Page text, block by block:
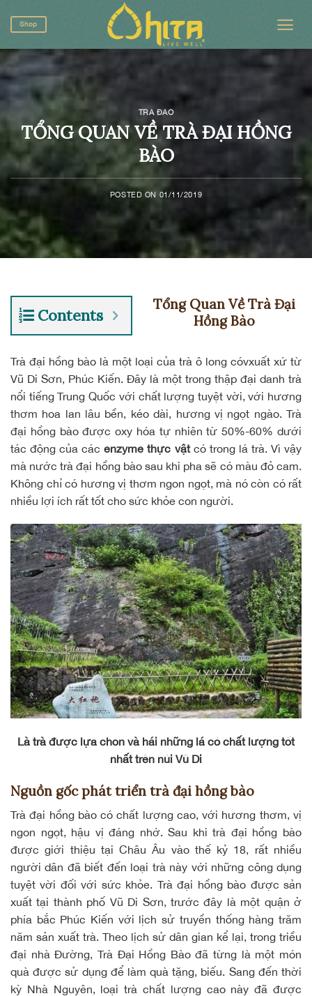
Skip
to
content
Shop
TRÀ ĐẠO
TỔNG QUAN VỀ TRÀ ĐẠI HỒNG
BÀO
POSTED ON 01/11/2019
Contents
Tổng Quan Về Trà Đại
Hồng Bào
Trà đại hồng bào là một loại của trà ô long cóvxuất xứ từ
Vũ Di Sơn, Phúc Kiến. Đây là một trong thập đại danh trà
nổi tiếng Trung Quốc với chất lượng tuyệt vời, với hương
thơm hoa lan lâu bền, kéo dài, hương vị ngọt ngào. Trà
đại hồng bào được oxy hóa tự nhiên từ 50%-60% dưới
tác động của cácenzyme thực vậtcó trong lá trà. Vì vậy
mà nước trà đại hồng bào sau khi pha sẽ có màu đỏ cam.
Không chỉ có hương vị thơm ngon ngọt, mà nó còn có rất
nhiều lợi ích rất tốt cho sức khỏe con người.
Là trà được lựa chọn và hái những lá có chất lượng tốt
nhất trên núi Vũ Di
Nguồn gốc phát triển trà đại hồng bào
Trà đại hồng bào có chất lượng cao, với hương thơm, vị
ngon ngọt, hậu vị đáng nhớ. Sau khi trà đại hồng bào
được giới thiệu tại Châu Âu vào thế kỷ 18, rất nhiều
người dân đã biết đến loại trà này với những công dụng
tuyệt vời đối với sức khỏe. Trà đại hồng bào được sản
xuất tại thành phố Vũ Di Sơn, trước đây là một quận ở
phía bắc Phúc Kiến với lịch sử truyền thống hàng trăm
năm sản xuất trà. Theo lịch sử dân gian kể lại, trong triều
đại nhà Đường, Trà Đại Hồng Bào đã từng là một món
quà được sử dụng để làm quà tặng, biếu. Sang đến thời
kỳ Nhà Nguyên, loại trà chất lượng cao này đã được